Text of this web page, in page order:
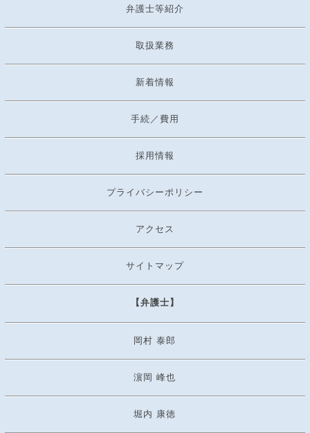
弁護士等紹介
取扱業務
新着情報
手続／費用
採用情報
プライバシーポリシー
アクセス
サイトマップ
【弁護士】
岡村 泰郎
濵岡 峰也
堀内 康徳